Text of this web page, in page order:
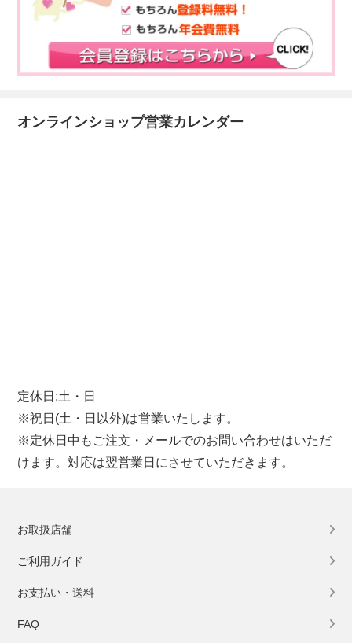
オンラインショップ営業カレンダー
定休日:土・日
※祝日(土・日以外)は営業いたします。
※定休日中もご注文・メールでのお問い合わせはいただ
けます。対応は翌営業日にさせていただきます。
お取扱店舗
ご利用ガイド
お支払い・送料
FAQ